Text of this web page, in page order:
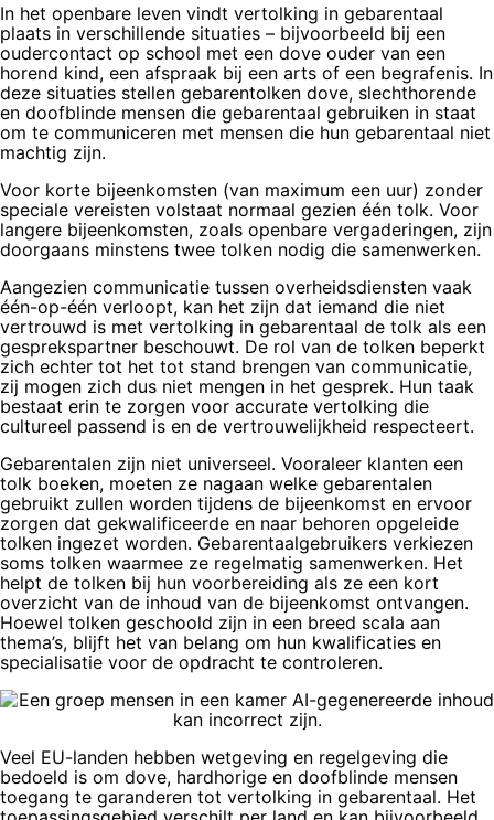
In het openbare leven vindt vertolking in gebarentaal
plaats in verschillende situaties – bijvoorbeeld bij een
oudercontact op school met een dove ouder van een
horend kind, een afspraak bij een arts of een begrafenis. In
deze situaties stellen gebarentolken dove, slechthorende
en doofblinde mensen die gebarentaal gebruiken in staat
om te communiceren met mensen die hun gebarentaal niet
machtig zijn.
Voor korte bijeenkomsten (van maximum een uur) zonder
speciale vereisten volstaat normaal gezien één tolk. Voor
langere bijeenkomsten, zoals openbare vergaderingen, zijn
doorgaans minstens twee tolken nodig die samenwerken.
Aangezien communicatie tussen overheidsdiensten vaak
één-op-één verloopt, kan het zijn dat iemand die niet
vertrouwd is met vertolking in gebarentaal de tolk als een
gesprekspartner beschouwt. De rol van de tolken beperkt
zich echter tot het tot stand brengen van communicatie,
zij mogen zich dus niet mengen in het gesprek. Hun taak
bestaat erin te zorgen voor accurate vertolking die
cultureel passend is en de vertrouwelijkheid respecteert.
Gebarentalen zijn niet universeel. Vooraleer klanten een
tolk boeken, moeten ze nagaan welke gebarentalen
gebruikt zullen worden tijdens de bijeenkomst en ervoor
zorgen dat gekwalificeerde en naar behoren opgeleide
tolken ingezet worden. Gebarentaalgebruikers verkiezen
soms tolken waarmee ze regelmatig samenwerken. Het
helpt de tolken bij hun voorbereiding als ze een kort
overzicht van de inhoud van de bijeenkomst ontvangen.
Hoewel tolken geschoold zijn in een breed scala aan
thema’s, blijft het van belang om hun kwalificaties en
specialisatie voor de opdracht te controleren.
Veel EU-landen hebben wetgeving en regelgeving die
bedoeld is om dove, hardhorige en doofblinde mensen
toegang te garanderen tot vertolking in gebarentaal. Het